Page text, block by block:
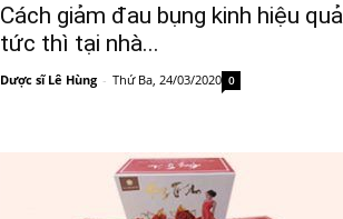
Cách giảm đau bụng kinh hiệu quả
tức thì tại nhà...
Dược sĩ Lê Hùng - Thứ Ba, 24/03/2020 0